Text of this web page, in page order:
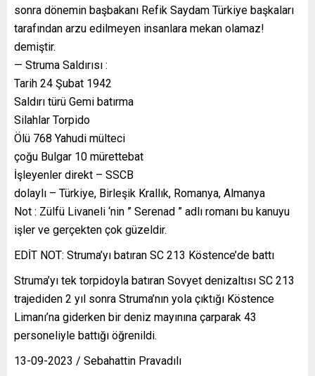
sonra dönemin başbakanı Refik Saydam Türkiye başkaları
tarafından arzu edilmeyen insanlara mekan olamaz!
demiştir.
— Struma Saldırısı :
Tarih 24 Şubat 1942
Saldırı türü Gemi batırma
Silahlar Torpido
Ölü 768 Yahudi mülteci
çoğu Bulgar 10 mürettebat
İşleyenler direkt – SSCB
dolaylı – Türkiye, Birleşik Krallık, Romanya, Almanya
Not : Zülfü Livaneli ‘nin ” Serenad ” adlı romanı bu kanuyu
işler ve gerçekten çok güzeldir.
EDİT NOT: Struma’yı batıran SC 213 Köstence’de battı
Struma’yı tek torpidoyla batıran Sovyet denizaltısı SC 213
trajediden 2 yıl sonra Struma’nın yola çıktığı Köstence
Limanı’na giderken bir deniz mayınına çarparak 43
personeliyle battığı öğrenildi.
13-09-2023 / Sebahattin Pravadılı